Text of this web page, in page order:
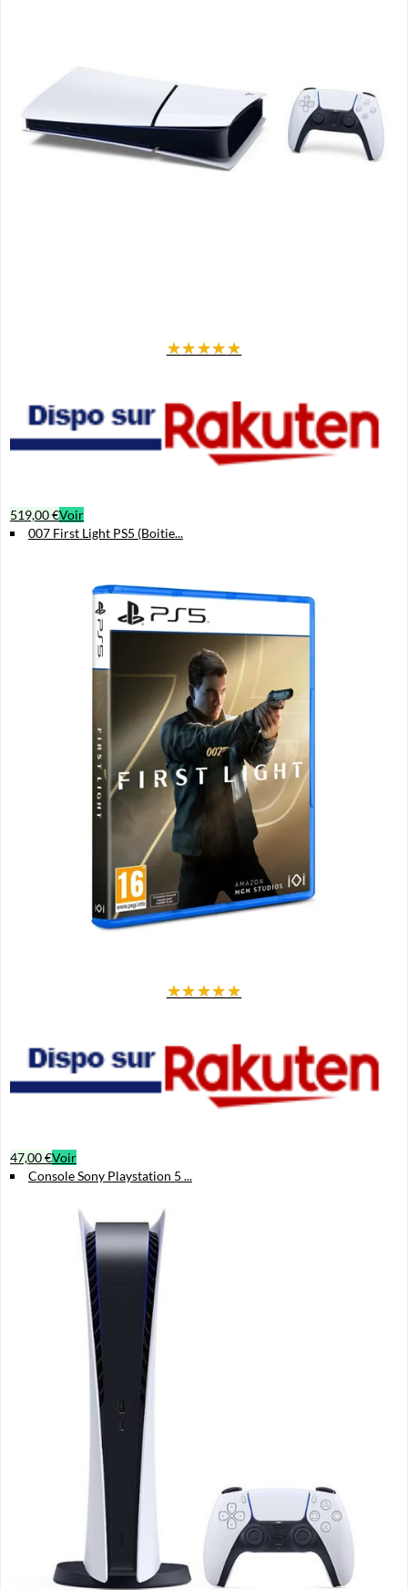
★★★★★
519,00 €Voir
007 First Light PS5 (Boitie...
★★★★★
47,00 €Voir
Console Sony Playstation 5 ...